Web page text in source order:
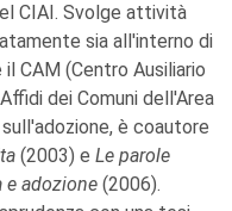
CIAI. Svolge attività
sia all'interno di
CAM (Centro Ausiliario
dei Comuni dell'Area
è coautore
(2003) e Le parole
e adozione (2006).